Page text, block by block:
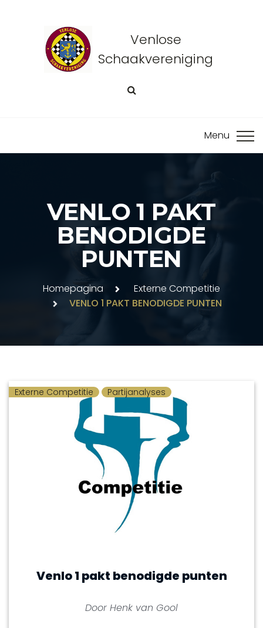
Venlose
Schaakvereniging
VENLO 1 PAKT
BENODIGDE
PUNTEN
Homepagina
Externe Competitie
VENLO 1 PAKT BENODIGDE PUNTEN
Externe Competitie Partijanalyses
Venlo 1 pakt benodigde punten
Door Henk van Gool